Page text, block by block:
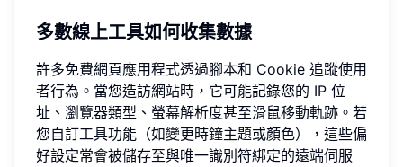
多數線上工具如何收集數據
許多免費網頁應用程式透過腳本和 Cookie 追蹤使用
者行為。當您造訪網站時，它可能記錄您的 IP 位
址、瀏覽器類型、螢幕解析度甚至滑鼠移動軌跡。若
您自訂工具功能（如變更時鐘主題或顏色），這些偏
好設定常會被儲存至與唯一識別符綁定的遠端伺服